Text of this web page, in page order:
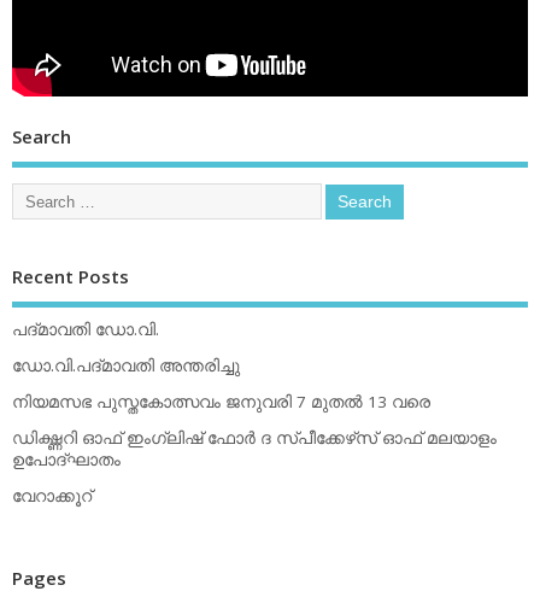
Search
Recent Posts
പദ്മാവതി ഡോ.വി.
ഡോ.വി.പദ്മാവതി അന്തരിച്ചു
നിയമസഭ പുസ്തകോത്സവം ജനുവരി 7 മുതല്‍ 13 വരെ
ഡിക്ഷ്ണറി ഓഫ് ഇംഗ്ലിഷ് ഫോര്‍ ദ സ്പീക്കേഴ്‌സ് ഓഫ് മലയാളം
ഉപോദ്ഘാതം
വേറാക്കൂറ്
Pages